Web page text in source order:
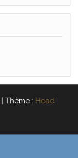
| Thème : Head